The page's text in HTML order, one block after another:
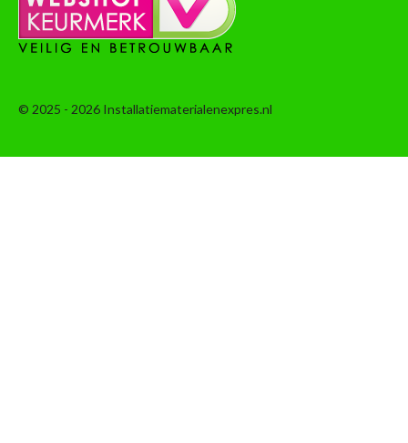
© 2025 - 2026 Installatiematerialenexpres.nl